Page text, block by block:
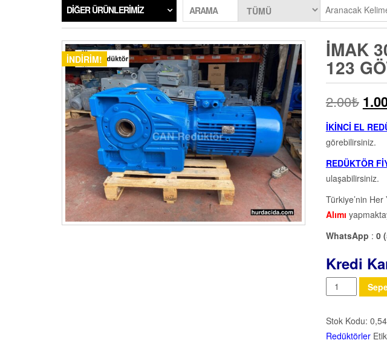
DIĞER ÜRÜNLERIMIZ ARAMA
İNDIRIM! İMAK
123
2.00₺
İKİNCİ EL
görebilirsiniz.
REDÜKTÖR
ulaşabilirsiniz.
Türkiye’nin Her
Alımı
WhatsApp : 0
Kredi
Miktar
Stok Kodu:
Redüktörler